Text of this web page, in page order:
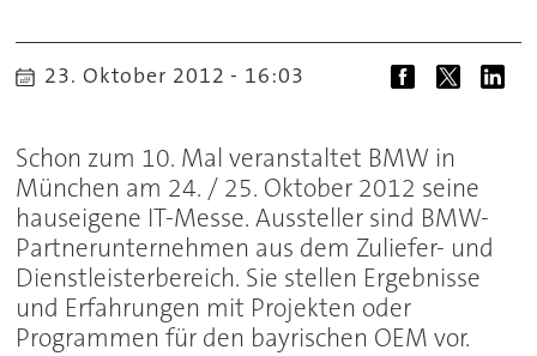
23. Oktober 2012 - 16:03
Schon zum 10. Mal veranstaltet BMW in
München am 24. / 25. Oktober 2012 seine
hauseigene IT-Messe. Aussteller sind BMW-
Partnerunternehmen aus dem Zuliefer- und
Dienstleisterbereich. Sie stellen Ergebnisse
und Erfahrungen mit Projekten oder
Programmen für den bayrischen OEM vor.